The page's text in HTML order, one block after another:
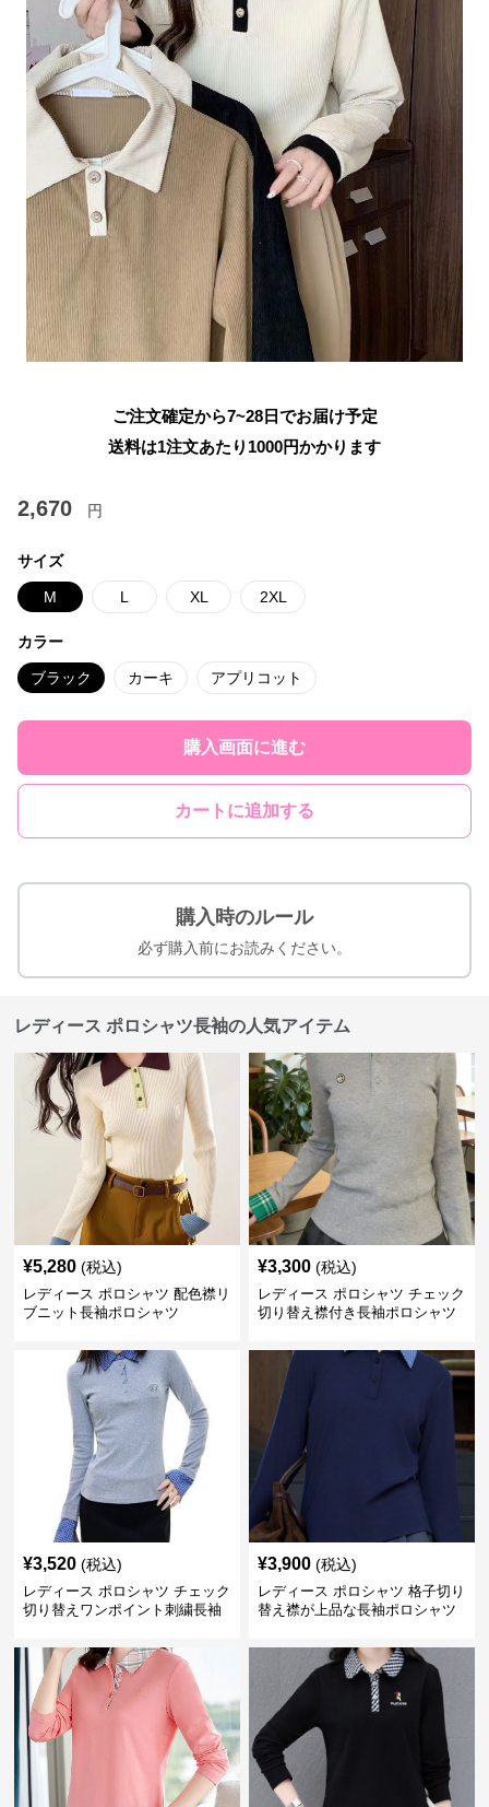
ご注文確定から7~28日でお届け予定
送料は1注文あたり 1000円かかります
2,670 円
サイズ
M L XL 2XL
カラー
ブラック カーキ アプリコット
購入画面に進む
カートに追加する
購入時のルール
必ず購入前にお読みください。
レディース ポロシャツ長袖の人気アイテム
¥5,280 (税込)
レディース ポロシャツ 配色襟リ
ブニット長袖ポロシャツ
¥3,300 (税込)
レディース ポロシャツ チェック
切り替え襟付き長袖ポロシャツ
¥3,520 (税込)
レディース ポロシャツ チェック
切り替えワンポイント刺繍長袖
¥3,900 (税込)
レディース ポロシャツ 格子切り
替え襟が上品な長袖ポロシャツ